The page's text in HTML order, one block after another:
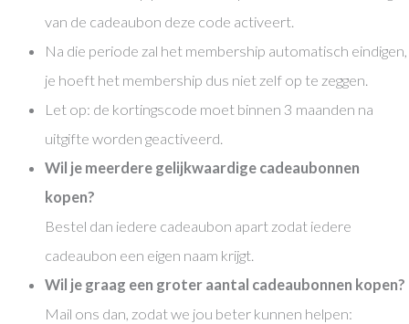
van de cadeaubon deze code activeert.
Na die periode zal het membership automatisch eindigen,
je hoeft het membership dus niet zelf op te zeggen.
Let op: de kortingscode moet binnen 3 maanden na
uitgifte worden geactiveerd.
Wil je meerdere gelijkwaardige cadeaubonnen
kopen?
Bestel dan iedere cadeaubon apart zodat iedere
cadeaubon een eigen naam krijgt.
Wil je graag een groter aantal cadeaubonnen kopen?
Mail ons dan, zodat we jou beter kunnen helpen: